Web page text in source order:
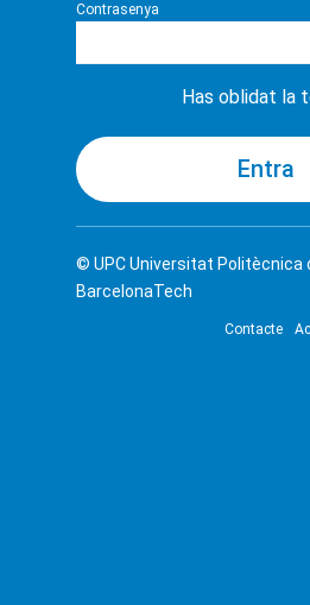
Contrasenya
Has oblidat la
© UPCUniversitat Politècnica
BarcelonaTech
Contacte